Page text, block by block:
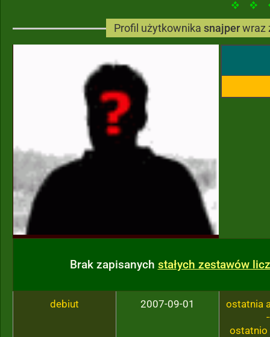
Profil użytkownika snajperwraz
Brak zapisanych stałych zestawów
debiut 2007-09-01
ostatnia
ostatnio